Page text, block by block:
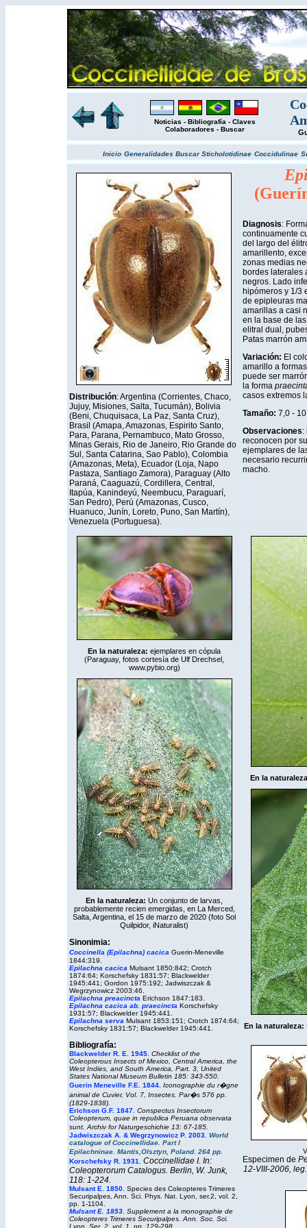
Noticias - Bibliografía - Claves
Colaboradores - Buscar
Inicio Generalidades BuscarSticholotidinae Coccidulinae
Distribución: Argentina (Corrientes, Chaco,
Jujuy, Misiones, Salta, Tucumán), Bolivia
(Beni, Chuquisaca, La Paz, Santa Cruz),
Brasil (Amapa, Amazonas, Espirito Santo,
Para, Parana, Pernambuco, Mato Grosso,
Minas Gerais, Rio de Janeiro, Rio Grande do
Sul, Santa Catarina, Sao Pablo), Colombia
(Amazonas, Meta), Ecuador (Loja, Napo
Pastaza, Santiago Zamora), Paraguay (Alto
Paraná, Caaguazú, Cordillera, Central,
Itapúa, Kanindeyú, Neembucu, Paraguarí,
San Pedro), Perú (Amazonas, Cusco,
Huanuco, Junín, Loreto, Puno, San Martín),
Venezuela (Portuguesa).
Diagnosis:
continuamente
del largo del
amarillento,
zonas medias
bordes laterales
negros. Lado
hipómeros y 1/3
de epipleuras
amarillas a casi
en la base de
elitral dual,
Patas marrón
Variación: El
amarillo a
puede ser
la forma
casos extremos
Tamaño: 7,0 -
Observaciones:
reconocen por
ejemplares de
necesario
macho.
En la naturaleza: ejemplares en cópula
(Paraguay, fotos cortesía de Ulf Drechsel,
www.pybio.org)
En la naturaleza: Un conjunto de larvas,
probablemente recien emergidas, en La Merced,
Salta, Argentina, el 15 de marzo de 2020 (foto Sol
Quilpidor, iNaturalist)
Sinonimia:
Coccinella (Epilachna) cacica Guerin-Meneville
1844:319.
Epilachna cacica Mulsant 1850:842; Crotch
1874:64; Korschefsky 1831:57; Blackwelder
1945:441; Gordon 1975:192; Jadwiszczak &
Wegrzynowicz 2003:46.
Epilachna preacincta Erichson 1847:183.
Epilachna cacica ab. praecincta Korschefsky
1931:57; Blackwelder 1945:441.
Epilachna serva Mulsant 1853:151; Crotch 1874:64;
Korschefsky 1831:57; Blackwelder 1945:441.
Bibliografía:
Blackwelder R. E. 1945. Checklist of the
Coleopterous Insects of Mexico, Central America, the
West Indies, and South America, Part. 3, United
States National Museum Bulletin 185: 343-550.
Guerin Meneville F.E. 1844. Iconographie du r�gne
animal de Cuvier, Vol. 7, Insectes. Par�s 576 pp.
(1829-1838).
Erichson G.F. 1847. Conspectus Insectorum
Coleopterum, quae in republica Peruana observata
sunt. Archiv for Naturgeschichie 13: 67-185.
Jadwiszczak A. & Wegrzynowicz P. 2003. World
catalogue of Coccinellidae. Part I
Epilachninae. Mantis, Olsztyn, Poland. 264 pp.
Korschefsky R. 1931.
Coccinellidae I. In:
Coleopterorum Catalogus. Berlin, W. Junk,
118: 1-224.
Mulsant E. 1850. Species des Coleopteres Trimeres
Securipalpes, Ann. Sci. Phys. Nat. Lyon, ser.2, vol. 2,
pp. 1-1104.
Mulsant E. 1853. Supplement a la monographie de
Coleopteres Trimeres Securipalpes. Ann. Soc. Sci.
Lyon. Ser. 2, vol. 1, pp. 129-298.
En la
En la naturaleza:
Especimen de
12-VIII-2006,